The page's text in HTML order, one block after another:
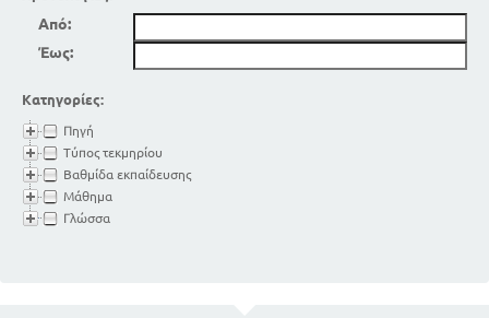
Από:
Έως:
Κατηγορίες:
Πηγή
Τύπος τεκμηρίου
Βαθμίδα εκπαίδευσης
Μάθημα
Γλώσσα